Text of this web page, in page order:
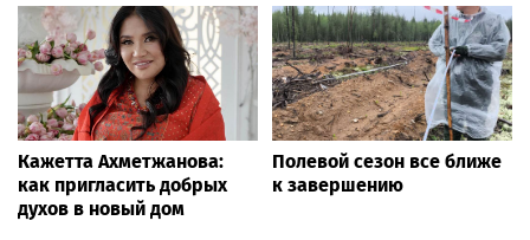
Кажетта Ахметжанова:
как пригласить добрых
духов в новый дом
Полевой сезон все ближе
к завершению